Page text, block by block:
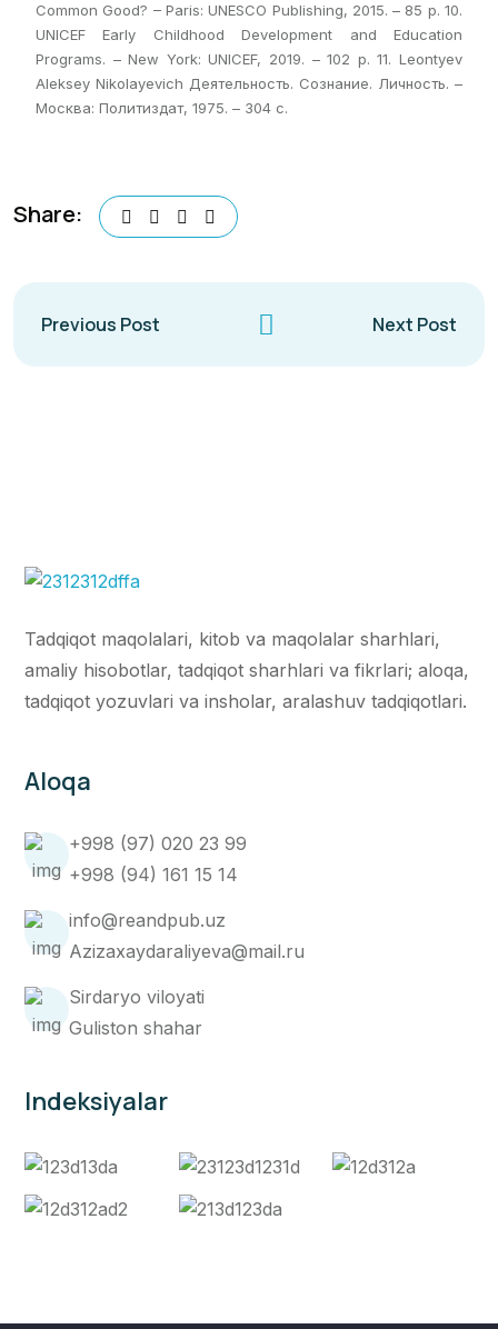
Common Good? – Paris: UNESCO Publishing, 2015. – 85 p. 10.
UNICEF Early Childhood Development and Education
Programs. – New York: UNICEF, 2019. – 102 p. 11. Leontyev
Aleksey Nikolayevich Деятельность. Сознание. Личность. –
Москва: Политиздат, 1975. – 304 с.
Share:
Previous Post Next Post
Tadqiqot maqolalari, kitob va maqolalar sharhlari,
amaliy hisobotlar, tadqiqot sharhlari va fikrlari; aloqa,
tadqiqot yozuvlari va insholar, aralashuv tadqiqotlari.
Aloqa
+998 (97) 020 23 99
+998 (94) 161 15 14
info@reandpub.uz
Azizaxaydaraliyeva@mail.ru
Sirdaryo viloyati
Guliston shahar
Indeksiyalar